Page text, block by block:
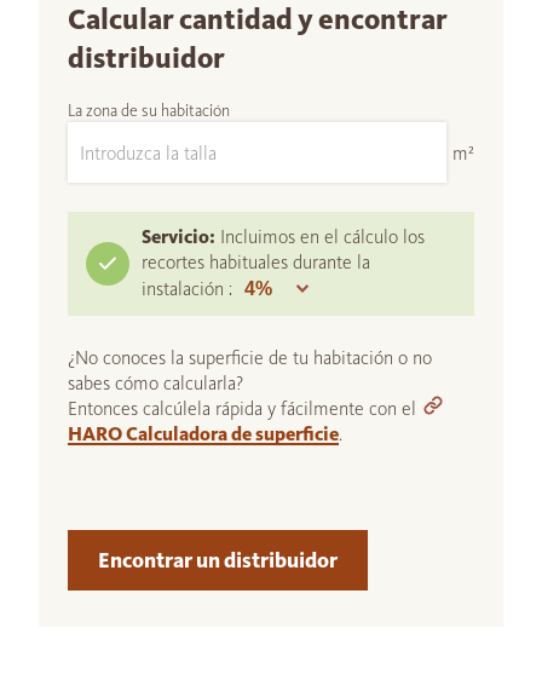
Calcular cantidad y encontrar
distribuidor
La zona de su habitación
m²
Servicio: Incluimos en el cálculo los
recortes habituales durante la
instalación :
¿No conoces la superficie de tu habitación o no
sabes cómo calcularla?
Entonces calcúlela rápida y fácilmente con el
HARO Calculadora de superficie.
Encontrar un distribuidor